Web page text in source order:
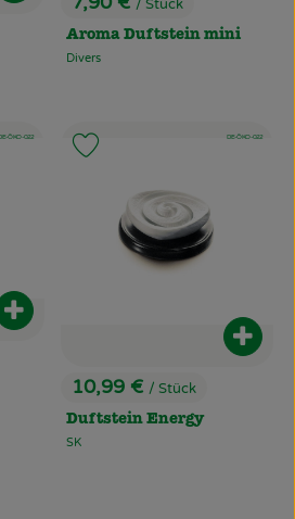
, Preis:
/ Stück
Aroma Duftstein mini
, Herkunft:
Divers
Produkt zum Warenkorb
Verband:
Kontrollstelle:
DE-ÖKO-022
hinzufügen
, Preis:
10,99 € / Stück
Duftstein Energy
, Herkunft:
SK
, Verband:
, Kontrollstelle:
DE-ÖKO-022